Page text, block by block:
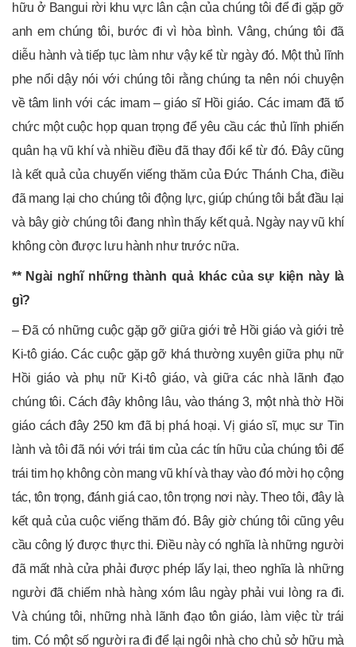
hữu ở Bangui rời khu vực lân cận của chúng tôi để đi gặp gỡ
anh em chúng tôi, bước đi vì hòa bình. Vâng, chúng tôi đã
diễu hành và tiếp tục làm như vậy kể từ ngày đó. Một thủ lĩnh
phe nổi dậy nói với chúng tôi rằng chúng ta nên nói chuyện
về tâm linh với các imam – giáo sĩ Hồi giáo. Các imam đã tổ
chức một cuộc họp quan trọng để yêu cầu các thủ lĩnh phiến
quân hạ vũ khí và nhiều điều đã thay đổi kể từ đó. Đây cũng
là kết quả của chuyến viếng thăm của Đức Thánh Cha, điều
đã mang lại cho chúng tôi động lực, giúp chúng tôi bắt đầu lại
và bây giờ chúng tôi đang nhìn thấy kết quả. Ngày nay vũ khí
không còn được lưu hành như trước nữa.
** Ngài nghĩ những thành quả khác của sự kiện này là
gì?
– Đã có những cuộc gặp gỡ giữa giới trẻ Hồi giáo và giới trẻ
Ki-tô giáo. Các cuộc gặp gỡ khá thường xuyên giữa phụ nữ
Hồi giáo và phụ nữ Ki-tô giáo, và giữa các nhà lãnh đạo
chúng tôi. Cách đây không lâu, vào tháng 3, một nhà thờ Hồi
giáo cách đây 250 km đã bị phá hoại. Vị giáo sĩ, mục sư Tin
lành và tôi đã nói với trái tim của các tín hữu của chúng tôi để
trái tim họ không còn mang vũ khí và thay vào đó mời họ cộng
tác, tôn trọng, đánh giá cao, tôn trọng nơi này. Theo tôi, đây là
kết quả của cuộc viếng thăm đó. Bây giờ chúng tôi cũng yêu
cầu công lý được thực thi. Điều này có nghĩa là những người
đã mất nhà cửa phải được phép lấy lại, theo nghĩa là những
người đã chiếm nhà hàng xóm lâu ngày phải vui lòng ra đi.
Và chúng tôi, những nhà lãnh đạo tôn giáo, làm việc từ trái
tim. Có một số người ra đi để lại ngôi nhà cho chủ sở hữu mà